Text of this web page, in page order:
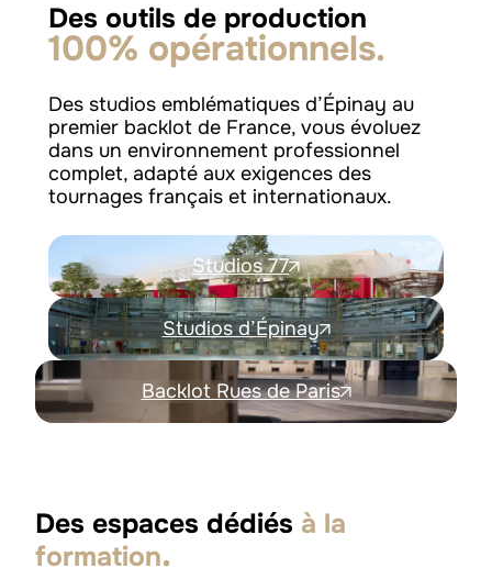
Des outils de production
100% opérationnels.
Des studios emblématiques d’Épinay au
premier backlot de France, vous évoluez
dans un environnement professionnel
complet, adapté aux exigences des
tournages français et internationaux.
Studios 77
Studios d’Épinay
Backlot Rues de Paris
Des espaces dédiés à la
formation.